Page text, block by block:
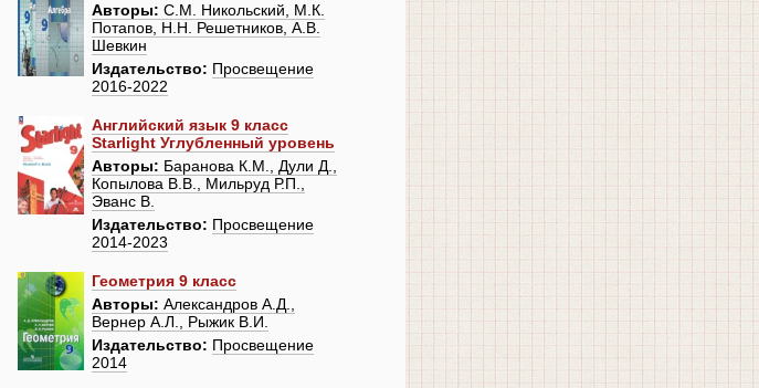
Авторы: С.М. Никольский, М.К.
Потапов, Н.Н. Решетников, А.В.
Шевкин
Издательство: Просвещение
2016-2022
Английский язык 9 класс
Starlight Углубленный уровень
Авторы: Баранова К.М., Дули Д.,
Копылова В.В., Мильруд Р.П.,
Эванс В.
Издательство: Просвещение
2014-2023
Геометрия 9 класс
Авторы: Александров А.Д.,
Вернер А.Л., Рыжик В.И.
Издательство: Просвещение
2014